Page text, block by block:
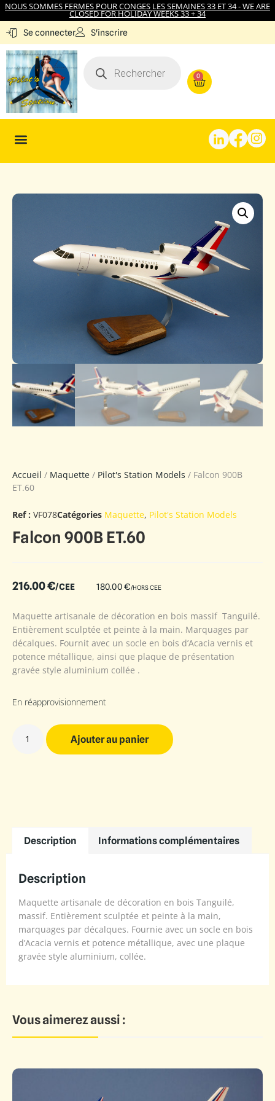
NOUS SOMMES FERMES POUR CONGES LES SEMAINES 33 ET 34 - WE ARE
CLOSED FOR HOLIDAY WEEKS 33 + 34
Se connecter S'inscrire
0
Accueil / Maquette / Pilot's Station Models / Falcon 900B
ET.60
Ref : VF078Catégories Maquette, Pilot's Station Models
Falcon 900B ET.60
216.00€/CEE 180.00€/HORS CEE
Maquette artisanale de décoration en bois massif Tanguilé.
Entièrement sculptée et peinte à la main. Marquages par
décalques. Fournit avec un socle en bois d’Acacia vernis et
potence métallique, ainsi que plaque de présentation
gravée style aluminium collée .
En réapprovisionnement
Ajouter au panier
Description Informations complémentaires
Description
Maquette artisanale de décoration en bois Tanguilé,
massif. Entièrement sculptée et peinte à la main,
marquages par décalques. Fournie avec un socle en bois
d’Acacia vernis et potence métallique, avec une plaque
gravée style aluminium, collée.
Vous aimerez aussi :